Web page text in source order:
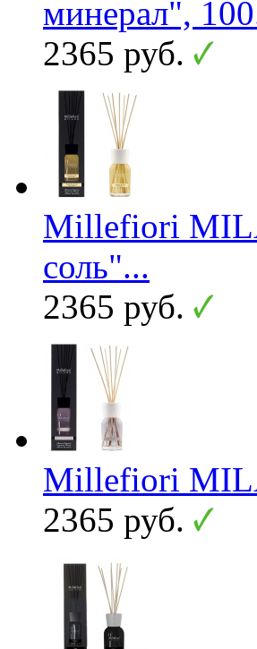
минерал",
2365 руб.
Millefiori
соль"...
2365 руб.
Millefiori
2365 руб.